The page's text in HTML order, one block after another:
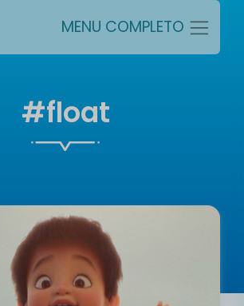
MENU COMPLETO
#float